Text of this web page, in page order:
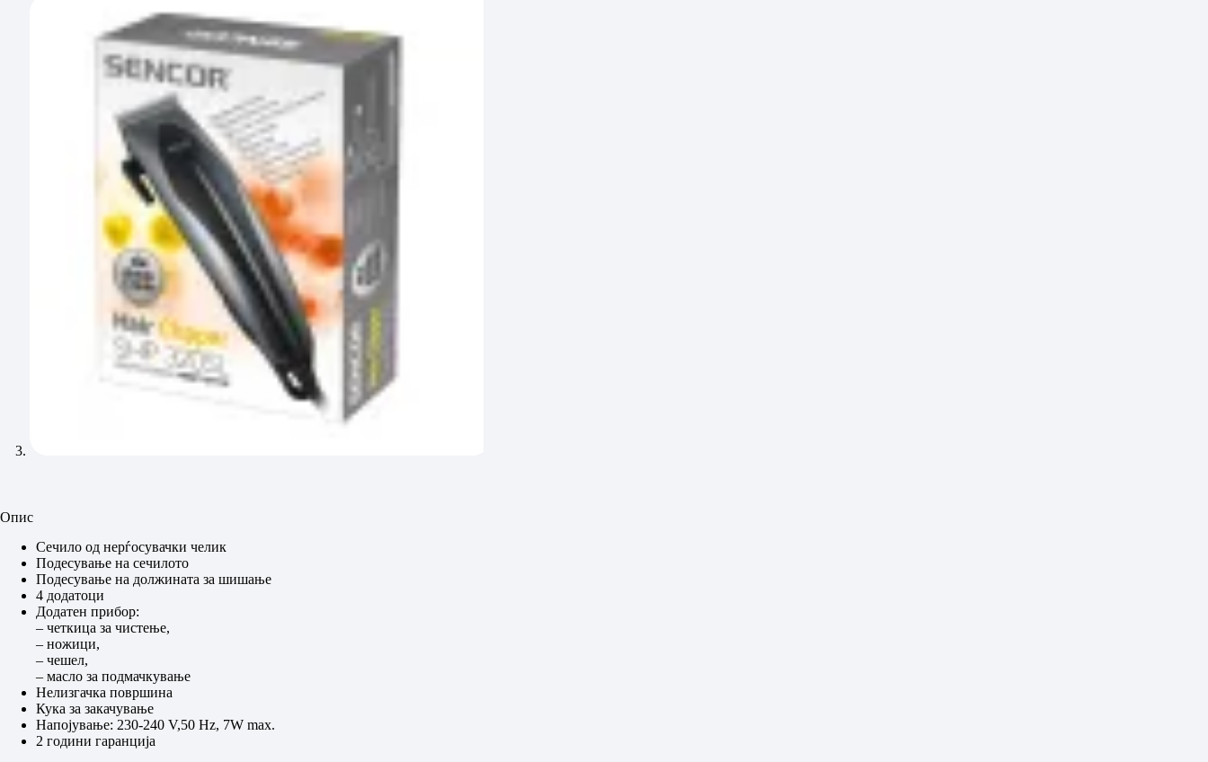
Опис
Сечило од нерѓосувачки челик
Подесување на сечилото
Подесување на должината за шишање
4 додатоци
Додатен прибор:
– четкица за чистење,
– ножици,
– чешел,
– масло за подмачкување
Нелизгачка површина
Кука за закачување
Напојување: 230-240 V,50 Hz, 7W max.
2 години гаранцијa